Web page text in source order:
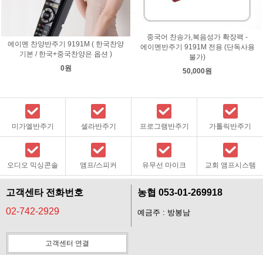
에이멘 찬양반주기 9191M ( 한국찬양
기본 / 한국+중국찬양은 옵션 )
0원
중국어 찬송가,복음성가 확장팩 -
에이멘반주기 9191M 전용 (단독사용
불가)
50,000원
미가엘반주기 셀라반주기 프로그램반주기 가톨릭반주기
오디오 믹싱콘솔 앰프/스피커 유무선 마이크 교회 앰프시스템
고객센타 전화번호
02-742-2929
농협 053-01-269918
예금주 : 방봉남
고객센터 연결